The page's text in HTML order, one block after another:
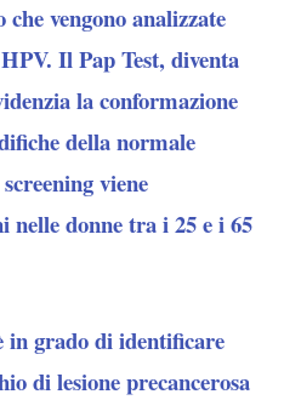
vengono analizzate
Il Pap Test, diventa
la conformazione
della normale
viene
nelle donne tra i 25 e i 65
in grado di identificare
di lesione precancerosa